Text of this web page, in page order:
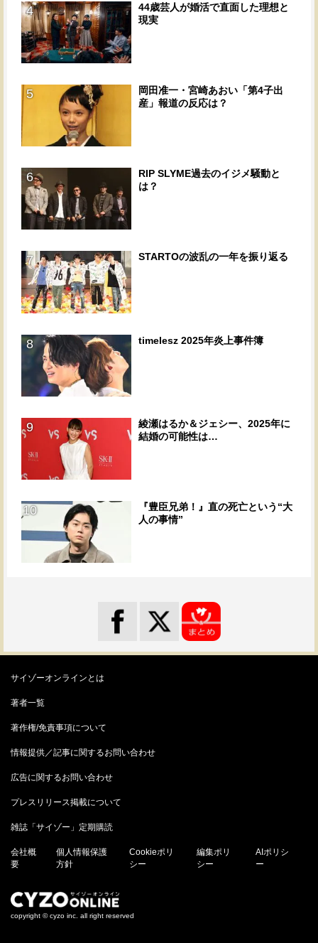
4
44歳芸人が婚活で直面した理想と
現実
5
岡田准一・宮崎あおい「第4子出
産」報道の反応は？
6
RIP SLYME過去のイジメ騒動と
は？
7 STARTOの波乱の一年を振り返る
8 timelesz 2025年炎上事件簿
9
綾瀬はるか＆ジェシー、2025年に
結婚の可能性は…
10
『豊臣兄弟！』直の死亡という“大
人の事情”
サイゾーオンラインとは
著者一覧
著作権/免責事項について
情報提供／記事に関するお問い合わせ
広告に関するお問い合わせ
プレスリリース掲載について
雑誌「サイゾー」定期購読
会社概
要
個人情報保護
方針
Cookieポリ
シー
編集ポリ
シー
AIポリシ
ー
copyright © cyzo inc. all right reserved